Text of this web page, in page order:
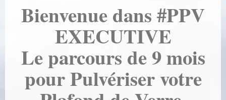
Bienvenue dans #PPV
EXECUTIVE
Le parcours de 9 mois
pour Pulvériser votre